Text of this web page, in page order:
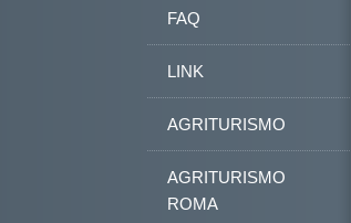
FAQ
LINK
AGRITURISMO
AGRITURISMO
ROMA